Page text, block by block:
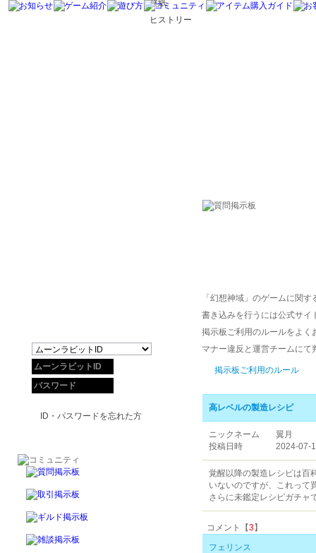
壁紙
ヒストリー
「幻想神域」のゲームに関
書き込みを行うには公式サイ
掲示板ご利用のルールをよ
マナー違反と運営チームに
掲示板ご利用のルール
高レベルの製造レシピ
ニックネーム
翼月
投稿日時
2024-07-
覚醒以降の製造レシピは百
いないのですが、これって
さらに未鑑定レシピガチャ
コメント【3】
フェリンス
ID・パスワードを忘れた方